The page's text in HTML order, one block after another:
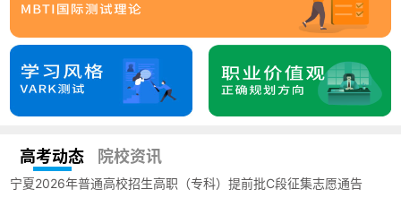
高考动态 院校资讯
宁夏2026年普通高校招生高职（专科）提前批C段征集志愿通告